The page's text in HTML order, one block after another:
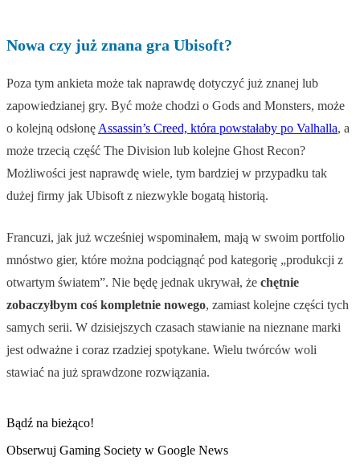
Nowa czy już znana gra Ubisoft?
Poza tym ankieta może tak naprawdę dotyczyć już znanej lub
zapowiedzianej gry. Być może chodzi o Gods and Monsters, może
o kolejną odsłonę Assassin’s Creed, która powstałaby po Valhalla, a
może trzecią część The Division lub kolejne Ghost Recon?
Możliwości jest naprawdę wiele, tym bardziej w przypadku tak
dużej firmy jak Ubisoft z niezwykle bogatą historią.
Francuzi, jak już wcześniej wspominałem, mają w swoim portfolio
mnóstwo gier, które można podciągnąć pod kategorię „produkcji z
otwartym światem”. Nie będę jednak ukrywał, że chętnie
zobaczyłbym coś kompletnie nowego, zamiast kolejne części tych
samych serii. W dzisiejszych czasach stawianie na nieznane marki
jest odważne i coraz rzadziej spotykane. Wielu twórców woli
stawiać na już sprawdzone rozwiązania.
Bądź na bieżąco!
Obserwuj Gaming Society w Google News